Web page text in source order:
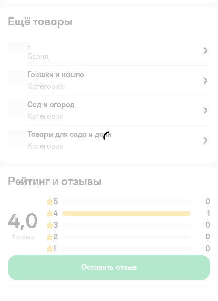
Ещё товары
.
Бренд
Горшки и кашпо
Категория
Сад и огород
Категория
Товары для сада и дачи
Категория
Рейтинг и отзывы
4,0
1 отзыв
5
0
4
1
3
0
2
0
1
0
Оставить отзыв